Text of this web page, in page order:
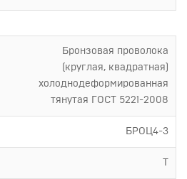
Бронзовая проволока
(круглая, квадратная)
холоднодеформированная
тянутая ГОСТ 5221-2008
БРОЦ4-3